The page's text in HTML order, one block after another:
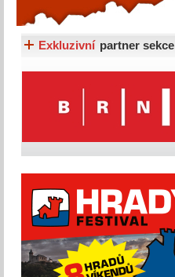
Exkluzivní partner sekce